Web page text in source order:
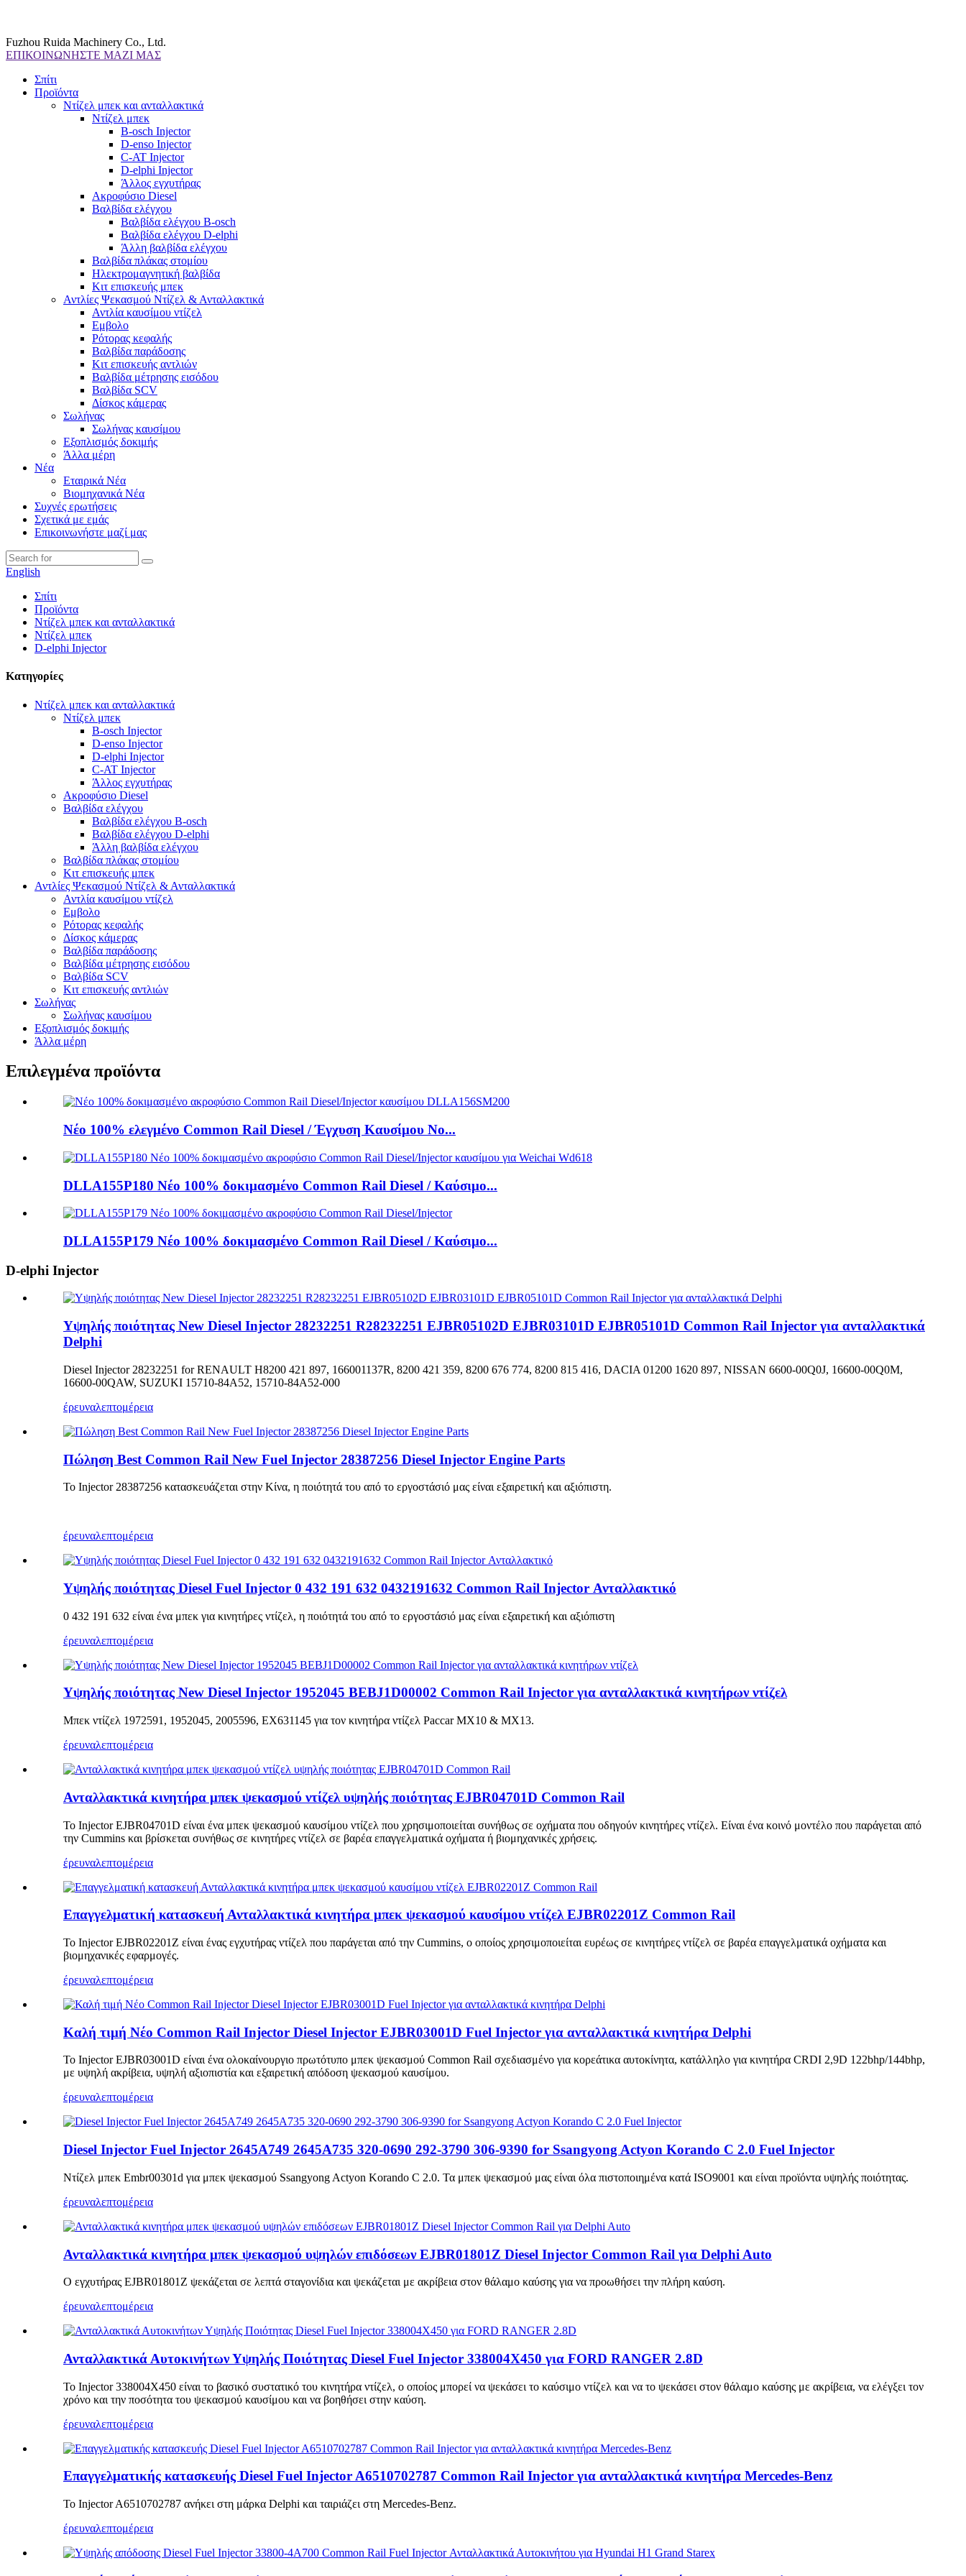
Fuzhou Ruida Machinery Co., Ltd.
ΕΠΙΚΟΙΝΩΝΗΣΤΕ ΜΑΖΙ ΜΑΣ
Σπίτι
Προϊόντα
Ντίζελ μπεκ και ανταλλακτικά
Ντίζελ μπεκ
B-osch Injector
D-enso Injector
C-AT Injector
D-elphi Injector
Άλλος εγχυτήρας
Ακροφύσιο Diesel
Βαλβίδα ελέγχου
Βαλβίδα ελέγχου B-osch
Βαλβίδα ελέγχου D-elphi
Άλλη βαλβίδα ελέγχου
Βαλβίδα πλάκας στομίου
Ηλεκτρομαγνητική βαλβίδα
Κιτ επισκευής μπεκ
Αντλίες Ψεκασμού Ντίζελ & Ανταλλακτικά
Αντλία καυσίμου ντίζελ
Εμβολο
Ρότορας κεφαλής
Βαλβίδα παράδοσης
Κιτ επισκευής αντλιών
Βαλβίδα μέτρησης εισόδου
Βαλβίδα SCV
Δίσκος κάμερας
Σωλήνας
Σωλήνας καυσίμου
Εξοπλισμός δοκιμής
Άλλα μέρη
Νέα
Εταιρικά Νέα
Βιομηχανικά Νέα
Συχνές ερωτήσεις
Σχετικά με εμάς
Επικοινωνήστε μαζί μας
English
Σπίτι
Προϊόντα
Ντίζελ μπεκ και ανταλλακτικά
Ντίζελ μπεκ
D-elphi Injector
Κατηγορίες
Ντίζελ μπεκ και ανταλλακτικά
Ντίζελ μπεκ
B-osch Injector
D-enso Injector
D-elphi Injector
C-AT Injector
Άλλος εγχυτήρας
Ακροφύσιο Diesel
Βαλβίδα ελέγχου
Βαλβίδα ελέγχου B-osch
Βαλβίδα ελέγχου D-elphi
Άλλη βαλβίδα ελέγχου
Βαλβίδα πλάκας στομίου
Κιτ επισκευής μπεκ
Αντλίες Ψεκασμού Ντίζελ & Ανταλλακτικά
Αντλία καυσίμου ντίζελ
Εμβολο
Ρότορας κεφαλής
Δίσκος κάμερας
Βαλβίδα παράδοσης
Βαλβίδα μέτρησης εισόδου
Βαλβίδα SCV
Κιτ επισκευής αντλιών
Σωλήνας
Σωλήνας καυσίμου
Εξοπλισμός δοκιμής
Άλλα μέρη
Επιλεγμένα προϊόντα
Νέο 100% ελεγμένο Common Rail Diesel / Έγχυση Καυσίμου No...
DLLA155P180 Νέο 100% δοκιμασμένο Common Rail Diesel / Καύσιμο...
DLLA155P179 Νέο 100% δοκιμασμένο Common Rail Diesel / Καύσιμο...
D-elphi Injector
Υψηλής ποιότητας New Diesel Injector 28232251 R28232251 EJBR05102D EJBR03101D EJBR05101D Common Rail Injector για ανταλλακτικά
Delphi
Diesel Injector 28232251 for RENAULT H8200 421 897, 166001137R, 8200 421 359, 8200 676 774, 8200 815 416, DACIA 01200 1620 897, NISSAN 6600-00Q0J, 16600-00Q0M,
16600-00QAW, SUZUKI 15710-84A52, 15710-84A52-000
έρευναλεπτομέρεια
Πώληση Best Common Rail New Fuel Injector 28387256 Diesel Injector Engine Parts
Το Injector 28387256 κατασκευάζεται στην Κίνα, η ποιότητά του από το εργοστάσιό μας είναι εξαιρετική και αξιόπιστη.
έρευναλεπτομέρεια
Υψηλής ποιότητας Diesel Fuel Injector 0 432 191 632 0432191632 Common Rail Injector Ανταλλακτικό
0 432 191 632 είναι ένα μπεκ για κινητήρες ντίζελ, η ποιότητά του από το εργοστάσιό μας είναι εξαιρετική και αξιόπιστη
έρευναλεπτομέρεια
Υψηλής ποιότητας New Diesel Injector 1952045 BEBJ1D00002 Common Rail Injector για ανταλλακτικά κινητήρων ντίζελ
Μπεκ ντίζελ 1972591, 1952045, 2005596, EX631145 για τον κινητήρα ντίζελ Paccar MX10 & MX13.
έρευναλεπτομέρεια
Ανταλλακτικά κινητήρα μπεκ ψεκασμού ντίζελ υψηλής ποιότητας EJBR04701D Common Rail
Το Injector EJBR04701D είναι ένα μπεκ ψεκασμού καυσίμου ντίζελ που χρησιμοποιείται συνήθως σε οχήματα που οδηγούν κινητήρες ντίζελ. Είναι ένα κοινό μοντέλο που παράγεται από
την Cummins και βρίσκεται συνήθως σε κινητήρες ντίζελ σε βαρέα επαγγελματικά οχήματα ή βιομηχανικές χρήσεις.
έρευναλεπτομέρεια
Επαγγελματική κατασκευή Ανταλλακτικά κινητήρα μπεκ ψεκασμού καυσίμου ντίζελ EJBR02201Z Common Rail
Το Injector EJBR02201Z είναι ένας εγχυτήρας ντίζελ που παράγεται από την Cummins, ο οποίος χρησιμοποιείται ευρέως σε κινητήρες ντίζελ σε βαρέα επαγγελματικά οχήματα και
βιομηχανικές εφαρμογές.
έρευναλεπτομέρεια
Καλή τιμή Νέο Common Rail Injector Diesel Injector EJBR03001D Fuel Injector για ανταλλακτικά κινητήρα Delphi
Το Injector EJBR03001D είναι ένα ολοκαίνουργιο πρωτότυπο μπεκ ψεκασμού Common Rail σχεδιασμένο για κορεάτικα αυτοκίνητα, κατάλληλο για κινητήρα CRDI 2,9D 122bhp/144bhp,
με υψηλή ακρίβεια, υψηλή αξιοπιστία και εξαιρετική απόδοση ψεκασμού καυσίμου.
έρευναλεπτομέρεια
Diesel Injector Fuel Injector 2645A749 2645A735 320-0690 292-3790 306-9390 for Ssangyong Actyon Korando C 2.0 Fuel Injector
Ντίζελ μπεκ Embr00301d για μπεκ ψεκασμού Ssangyong Actyon Korando C 2.0. Τα μπεκ ψεκασμού μας είναι όλα πιστοποιημένα κατά ISO9001 και είναι προϊόντα υψηλής ποιότητας.
έρευναλεπτομέρεια
Ανταλλακτικά κινητήρα μπεκ ψεκασμού υψηλών επιδόσεων EJBR01801Z Diesel Injector Common Rail για Delphi Auto
Ο εγχυτήρας EJBR01801Z ψεκάζεται σε λεπτά σταγονίδια και ψεκάζεται με ακρίβεια στον θάλαμο καύσης για να προωθήσει την πλήρη καύση.
έρευναλεπτομέρεια
Ανταλλακτικά Αυτοκινήτων Υψηλής Ποιότητας Diesel Fuel Injector 338004X450 για FORD RANGER 2.8D
Το Injector 338004X450 είναι το βασικό συστατικό του κινητήρα ντίζελ, ο οποίος μπορεί να ψεκάσει το καύσιμο ντίζελ και να το ψεκάσει στον θάλαμο καύσης με ακρίβεια, να ελέγξει τον
χρόνο και την ποσότητα του ψεκασμού καυσίμου και να βοηθήσει στην καύση.
έρευναλεπτομέρεια
Επαγγελματικής κατασκευής Diesel Fuel Injector A6510702787 Common Rail Injector για ανταλλακτικά κινητήρα Mercedes-Benz
Το Injector A6510702787 ανήκει στη μάρκα Delphi και ταιριάζει στη Mercedes-Benz.
έρευναλεπτομέρεια